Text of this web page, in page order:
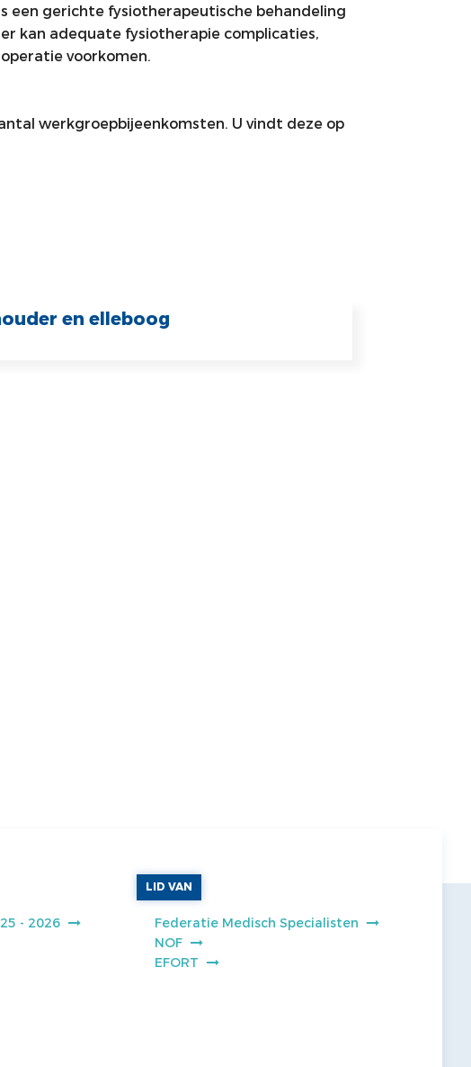
een gerichte fysiotherapeutische behandeling
kan adequate fysiotherapie complicaties,
voorkomen.
werkgroepbijeenkomsten. U vindt deze op
en elleboog
- 2026
LID VAN
Federatie Medisch Specialisten
NOF
EFORT